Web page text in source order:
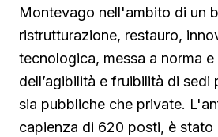
Montevago nell'ambito di un
ristrutturazione, restauro,
tecnologica, messa a norma e
dell’agibilità e fruibilità di
sia pubbliche che private.
capienza di 620 posti, è